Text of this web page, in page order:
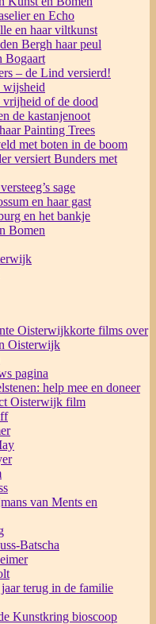
en Echo
en haar viltkunst
Bergh haar peul
Bogaart
– de Lind versierd!
wijsheid
of de dood
de kastanjenoot
Painting Trees
met boten in de boom
versiert Bunders met
sage
en haar gast
en het bankje
Bomen
Oisterwijkkorte films over
Oisterwijk
pagina
help mee en doneer
Oisterwijk film
van Ments en
Batscha
terug in de familie
Kunstkring bioscoop